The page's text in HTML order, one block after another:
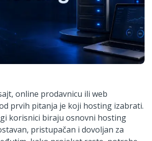
online prodavnicu ili web
prvih pitanja je koji hosting izabrati.
korisnici biraju osnovni hosting
pristupačan i dovoljan za